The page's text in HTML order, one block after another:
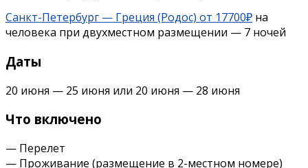
Санкт-Петербург — Греция (Родос) от 17700₽ на
человека при двухместном размещении — 7 ночей
Даты
20 июня — 25 июня или 20 июня — 28 июня
Что включено
— Перелет
— Проживание (размещение в 2-местном номере)